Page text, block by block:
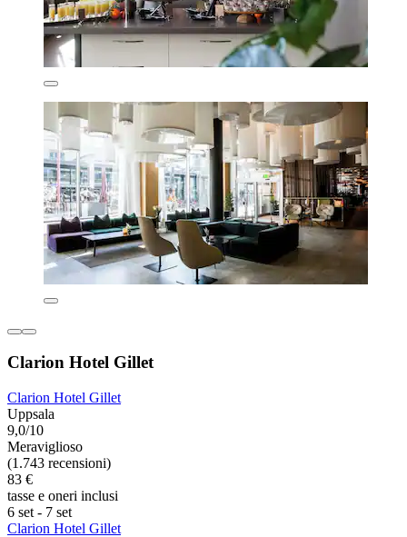
Clarion Hotel Gillet
Clarion Hotel Gillet
Uppsala
9,0/10
Meraviglioso
(1.743 recensioni)
83 €
tasse e oneri inclusi
6 set - 7 set
Clarion Hotel Gillet